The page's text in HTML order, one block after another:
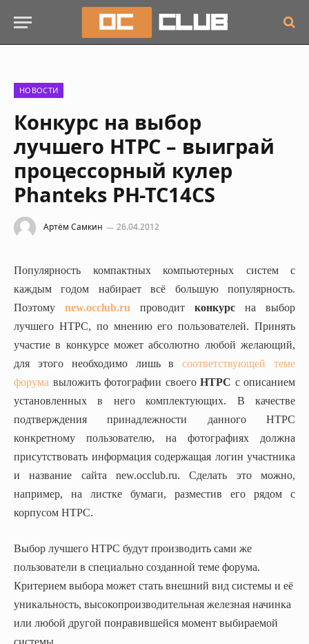
НОВОСТИ
Конкурс на выбор
лучшего HTPC – выиграй
процессорный кулер
Phanteks PH-TC14CS
Артём Самкин 26.04.2012
Популярность компактных компьютерных систем с
каждым годом набирает всё большую популярность.
Поэтому new.occlub.ru проводит конкурс на выбор
лучшего HTPC, по мнению его пользователей. Принять
участие в конкурсе может абсолютно любой желающий,
для этого необходимо лишь всоответствующей теме
форума выложить фотографии своего HTPC с описанием
установленных в него комплектующих. В качестве
подтверждения принадлежности данного HTPC
конкретному пользователю, на фотографиях должна
присутствовать информация содержащая логин участника
и название сайта new.occlub.ru. Сделать это можно,
например, на листке бумаги, разместив его рядом с
корпусом HTPC.
Выбор лучшего HTPC будут производить сами же
пользователи в специально созданной теме форума.
Критерием выбора может стать внешний вид системы и её
уникальность, высокопроизводительная железная начинка
или любой другой понравившейся момент выбираемой
системы.